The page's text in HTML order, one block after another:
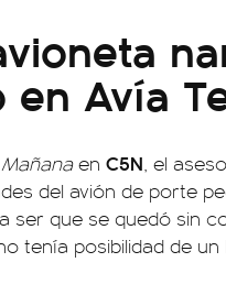
Avía
en C5N, el
del avión de porte
ser que se quedó sin
tenía posibilidad de un